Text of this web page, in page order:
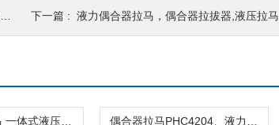
下一篇 : 液力偶合器拉马，偶合器拉拔器,液压拉马,液压千斤顶